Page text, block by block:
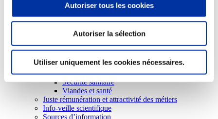
Autoriser tous les cookies
Autoriser la sélection
Utiliser uniquement les cookies nécessaires.
Consommation
Sécurité sanitaire
Viandes et santé
Juste rémunération et attractivité des métiers
Info-veille scientifique
Sources d’information